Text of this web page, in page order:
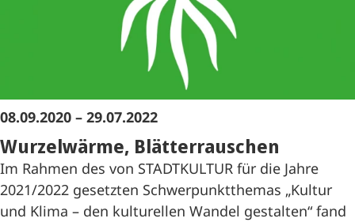
08.09.2020 – 29.07.2022
Wurzelwärme, Blätterrauschen
Im Rahmen des von STADTKULTUR für die Jahre
2021/2022 gesetzten Schwerpunktthemas „Kultur
und Klima – den kulturellen Wandel gestalten“ fand